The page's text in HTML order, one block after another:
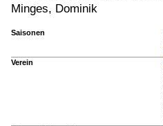
Minges, Dominik
Saisonen
Verein